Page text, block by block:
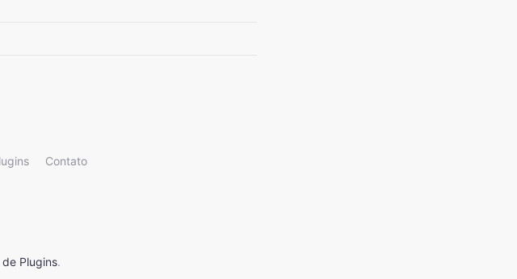
Contato
Plugins.